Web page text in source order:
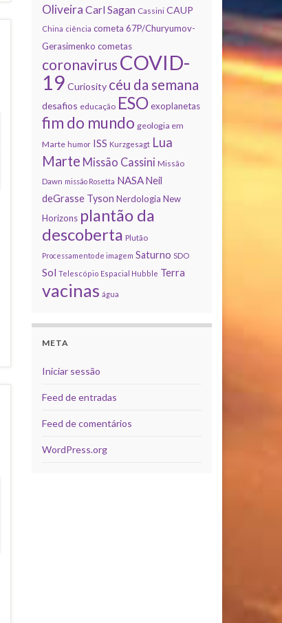
Oliveira Carl Sagan Cassini CAUP
China ciência cometa 67P/Churyumov-
Gerasimenko cometas
coronavirus COVID-
19 Curiosity céu da semana
desafios educação ESO exoplanetas
fim do mundo geologia em
Marte humor ISS Kurzgesagt Lua
Marte Missão Cassini Missão
Dawn missão Rosetta NASA Neil
deGrasse Tyson Nerdologia New
Horizons plantão da
descoberta Plutão
Processamento de imagem Saturno SDO
Sol Telescópio Espacial Hubble Terra
vacinas água
META
Iniciar sessão
Feed de entradas
Feed de comentários
WordPress.org